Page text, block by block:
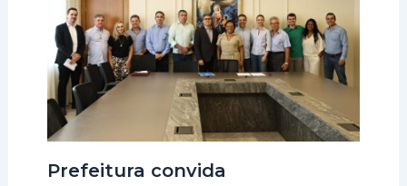
Prefeitura convida